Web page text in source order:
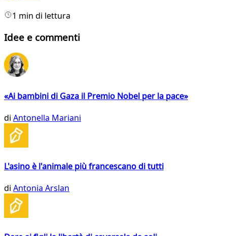
1 min di lettura
Idee e commenti
«Ai bambini di Gaza il Premio Nobel per la pace»
di Antonella Mariani
L'asino è l'animale più francescano di tutti
di Antonia Arslan